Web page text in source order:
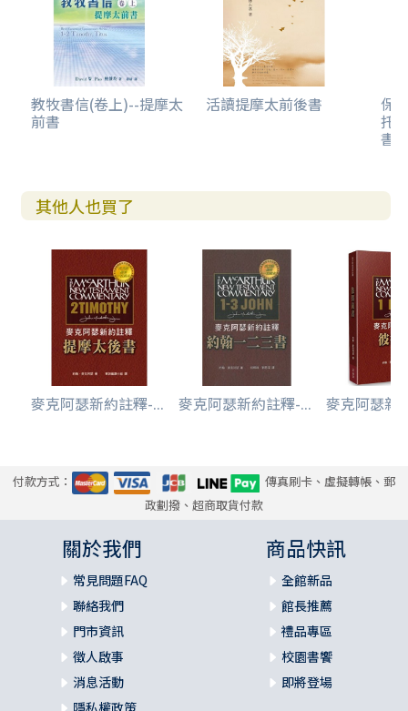
教牧書信(卷上)--提摩太
前書
活讀提摩太前後書 保
托
書
其他人也買了
麥克阿瑟新約註釋-... 麥克阿瑟新約註釋-... 麥克阿瑟新
付款方式：
傳真刷卡、虛擬轉帳、郵
政劃撥、超商取貨付款
關於我們
常見問題FAQ
聯絡我們
門市資訊
徵人啟事
消息活動
商品快訊
全館新品
館長推薦
禮品專區
校園書饗
即將登場